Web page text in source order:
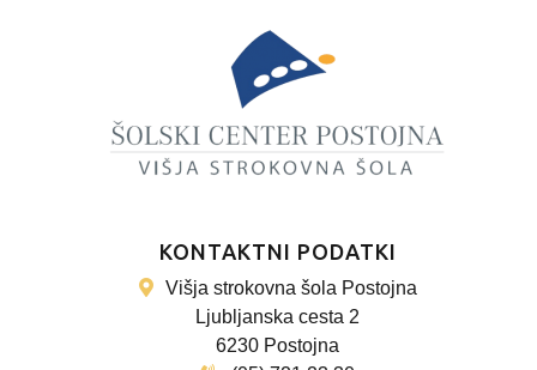
KONTAKTNI PODATKI
Višja strokovna šola Postojna
Ljubljanska cesta 2
6230 Postojna